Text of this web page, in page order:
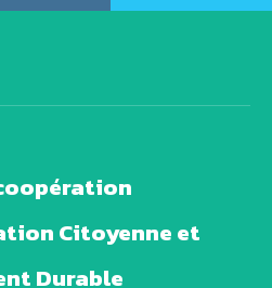
Citoyenne et
Durable